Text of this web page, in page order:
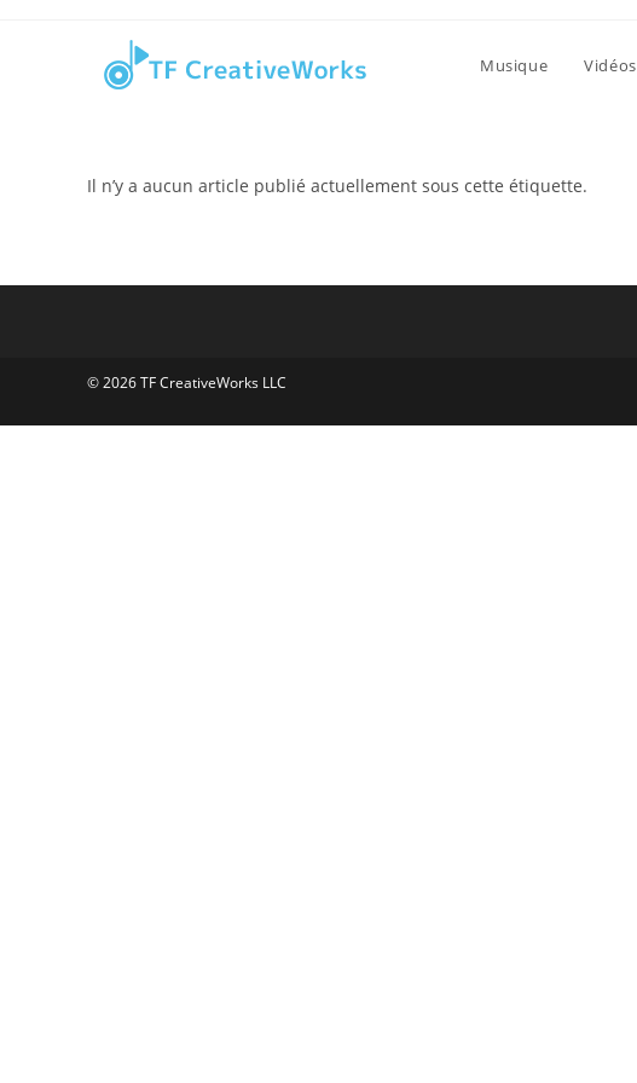
Musique Vidéos
Il n’y a aucun article publié actuellement sous cette étiquette.
© 2026 TF CreativeWorks LLC